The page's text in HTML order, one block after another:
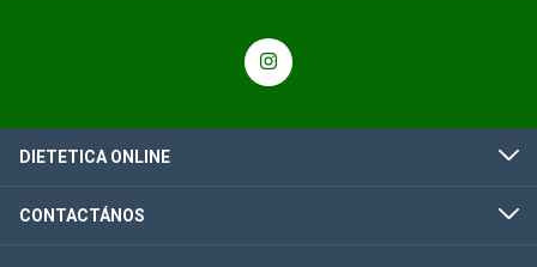
DIETETICA ONLINE
CONTACTÁNOS